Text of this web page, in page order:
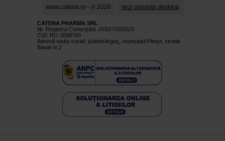
www.catena.ro - © 2026 Vezi varianta desktop
CATENA PHARMA SRL
Nr. Registrul Comerţului: J03/2710/2023
CUI: RO 3008793
Adresă sediu social: judetul Argeş, municipiul Piteşti, strada
Banat nr.2